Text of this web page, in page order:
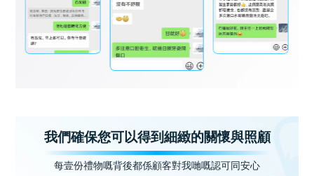
我們確保您可以得到細緻的關懷與照顧
每壹份禮物嘅背後都係顧客對我哋嘅認可同安心